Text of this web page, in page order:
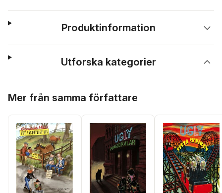
Produktinformation
Utforska kategorier
Mer från samma författare